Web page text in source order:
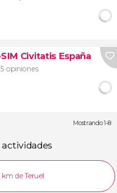
Civitatis España
opiniones
Mostrando 1-8
km de Teruel